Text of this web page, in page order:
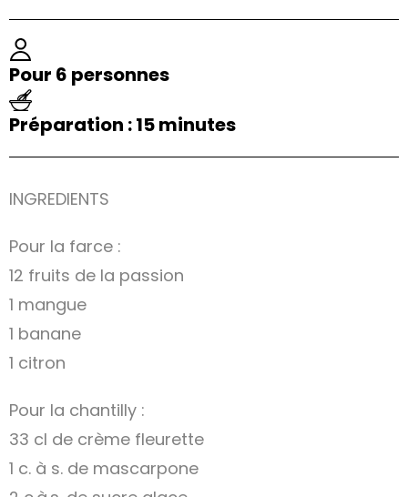
Pour 6 personnes
Préparation : 15 minutes
INGREDIENTS
Pour la farce :
12 fruits de la passion
1 mangue
1 banane
1 citron
Pour la chantilly :
33 cl de crème fleurette
1 c. à s. de mascarpone